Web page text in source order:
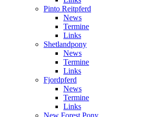
Pinto Reitpferd
News
Termine
Links
Shetlandpony
News
Termine
Links
Fjordpferd
News
Termine
Links
New Forest Pony